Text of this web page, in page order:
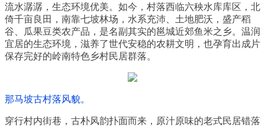
流水潺潺，生态环境优美。如今，村落西临六秧水库库区，北
倚千亩良田，南靠七坡林场，水系充沛、土地肥沃，盛产稻
谷、瓜果豆类农产品，是名副其实的邕城近郊鱼米之乡。温润
宜居的生态环境，滋养了世代安稳的农耕文明，也孕育出成片
保存完好的岭南特色乡村民居群落。
那马坡古村落风貌。
穿行村内街巷，古朴风韵扑面而来，原汁原味的老式民居错落